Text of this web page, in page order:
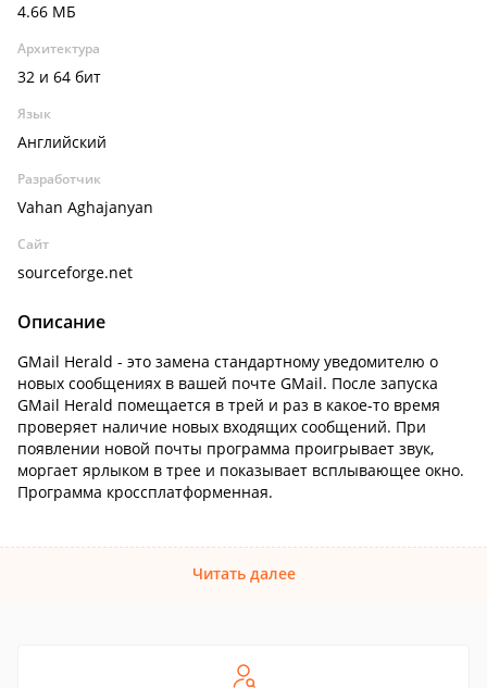
4.66 МБ
Архитектура
32 и 64 бит
Язык
Английский
Разработчик
Vahan Aghajanyan
Сайт
sourceforge.net
Описание
GMail Herald - это замена стандартному уведомителю о
новых сообщениях в вашей почте GMail. После запуска
GMail Herald помещается в трей и раз в какое-то время
проверяет наличие новых входящих сообщений. При
появлении новой почты программа проигрывает звук,
моргает ярлыком в трее и показывает всплывающее окно.
Программа кроссплатформенная.
Читать далее